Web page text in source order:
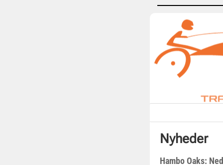
Nyheder
Hambo Oaks: